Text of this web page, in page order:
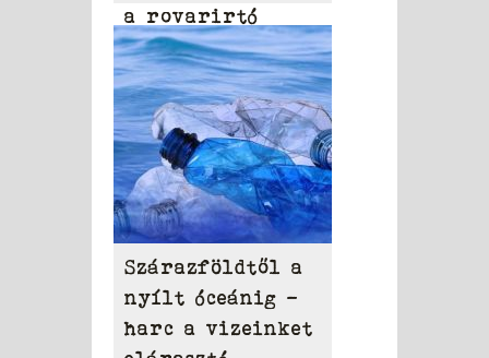
a rovarirtó
szerek
Szárazföldtől a
nyílt óceánig –
harc a vizeinket